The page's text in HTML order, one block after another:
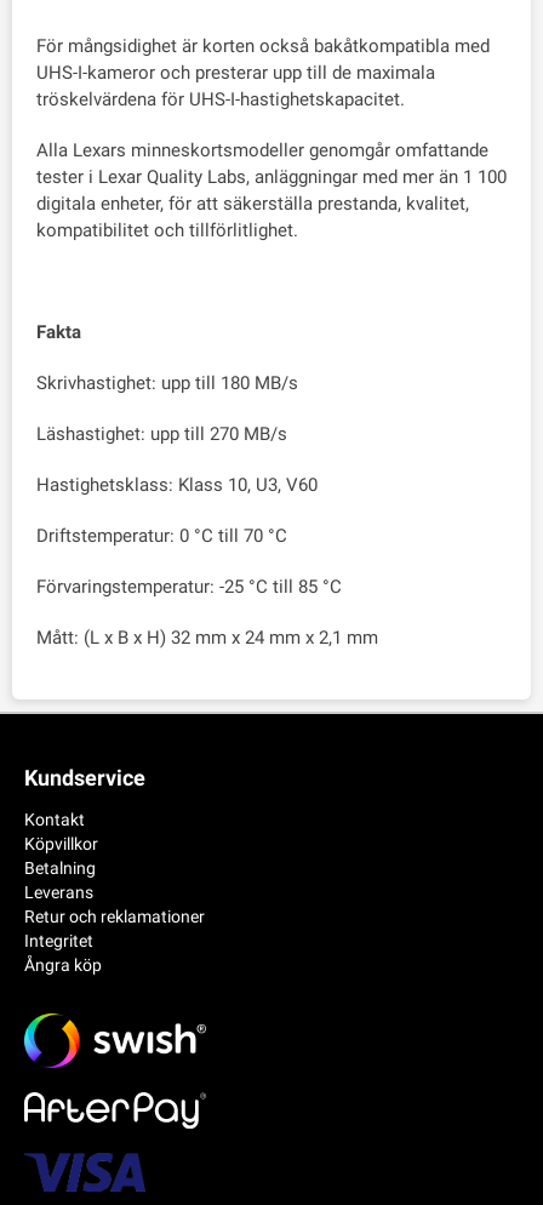
För mångsidighet är korten också bakåtkompatibla med
UHS-I-kameror och presterar upp till de maximala
tröskelvärdena för UHS-I-hastighetskapacitet.
Alla Lexars minneskortsmodeller genomgår omfattande
tester i Lexar Quality Labs, anläggningar med mer än 1 100
digitala enheter, för att säkerställa prestanda, kvalitet,
kompatibilitet och tillförlitlighet.
Fakta
Skrivhastighet: upp till 180 MB/s
Läshastighet: upp till 270 MB/s
Hastighetsklass: Klass 10, U3, V60
Driftstemperatur: 0 °C till 70 °C
Förvaringstemperatur: -25 °C till 85 °C
Mått: (L x B x H) 32 mm x 24 mm x 2,1 mm
Kundservice
Kontakt
Köpvillkor
Betalning
Leverans
Retur och reklamationer
Integritet
Ångra köp